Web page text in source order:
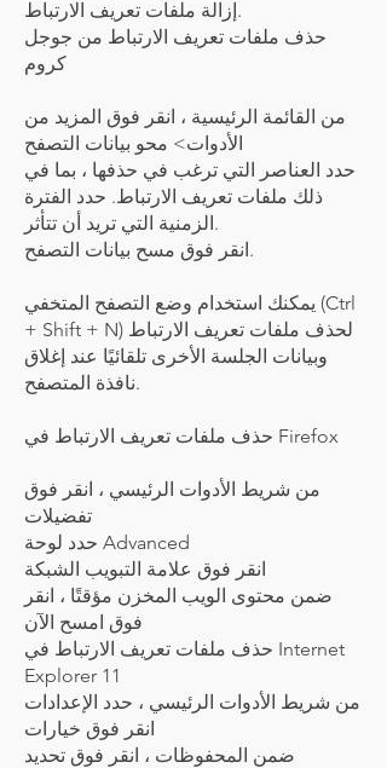
إزالة ملفات تعريف الارتباط.
حذف ملفات تعريف الارتباط من جوجل
كروم
من القائمة الرئيسية ، انقر فوق المزيد من
الأدوات> محو بيانات التصفح
حدد العناصر التي ترغب في حذفها ، بما في
ذلك ملفات تعريف الارتباط. حدد الفترة
الزمنية التي تريد أن تتأثر.
انقر فوق مسح بيانات التصفح.
يمكنك استخدام وضع التصفح المتخفي (Ctrl
+ Shift + N) لحذف ملفات تعريف الارتباط
وبيانات الجلسة الأخرى تلقائيًا عند إغلاق
نافذة المتصفح.
حذف ملفات تعريف الارتباط في Firefox
من شريط الأدوات الرئيسي ، انقر فوق
تفضيلات
حدد لوحة Advanced
انقر فوق علامة التبويب الشبكة
ضمن محتوى الويب المخزن مؤقتًا ، انقر
فوق امسح الآن
حذف ملفات تعريف الارتباط في Internet
Explorer 11
من شريط الأدوات الرئيسي ، حدد الإعدادات
انقر فوق خيارات
ضمن المحفوظات ، انقر فوق تحديد